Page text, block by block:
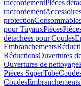
raccordementPièces
raccordementAccessoires
protectionConsommables
pour TuyauxPièces
détachées pour Coudes
Embranchements
RéductionsOuvertures
Ouvertures de nettoyage
Pièces SuperTube
CoudesEmbranchements